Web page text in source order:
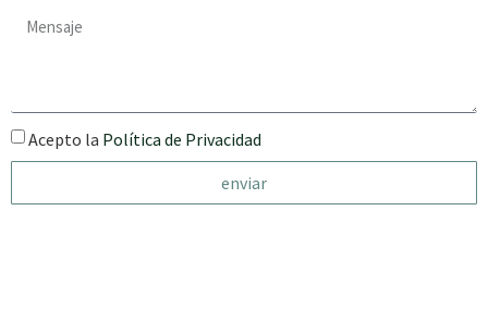
Acepto la Política de Privacidad
enviar